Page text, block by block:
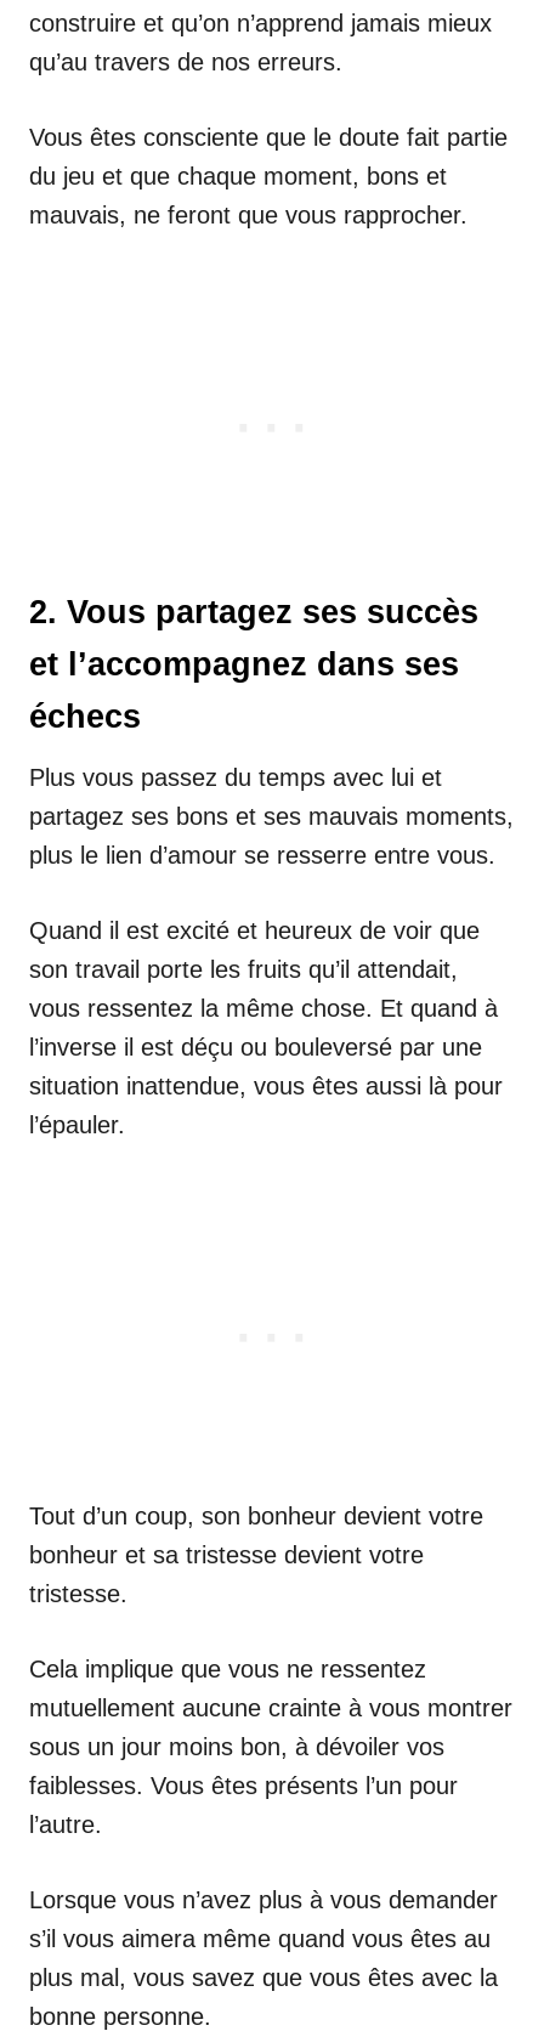
construire et qu’on n’apprend jamais mieux
qu’au travers de nos erreurs.
Vous êtes consciente que le doute fait partie
du jeu et que chaque moment, bons et
mauvais, ne feront que vous rapprocher.
2. Vous partagez ses succès
et l’accompagnez dans ses
échecs
Plus vous passez du temps avec lui et
partagez ses bons et ses mauvais moments,
plus le lien d’amour se resserre entre vous.
Quand il est excité et heureux de voir que
son travail porte les fruits qu’il attendait,
vous ressentez la même chose. Et quand à
l’inverse il est déçu ou bouleversé par une
situation inattendue, vous êtes aussi là pour
l’épauler.
Tout d’un coup, son bonheur devient votre
bonheur et sa tristesse devient votre
tristesse.
Cela implique que vous ne ressentez
mutuellement aucune crainte à vous montrer
sous un jour moins bon, à dévoiler vos
faiblesses. Vous êtes présents l’un pour
l’autre.
Lorsque vous n’avez plus à vous demander
s’il vous aimera même quand vous êtes au
plus mal, vous savez que vous êtes avec la
bonne personne.